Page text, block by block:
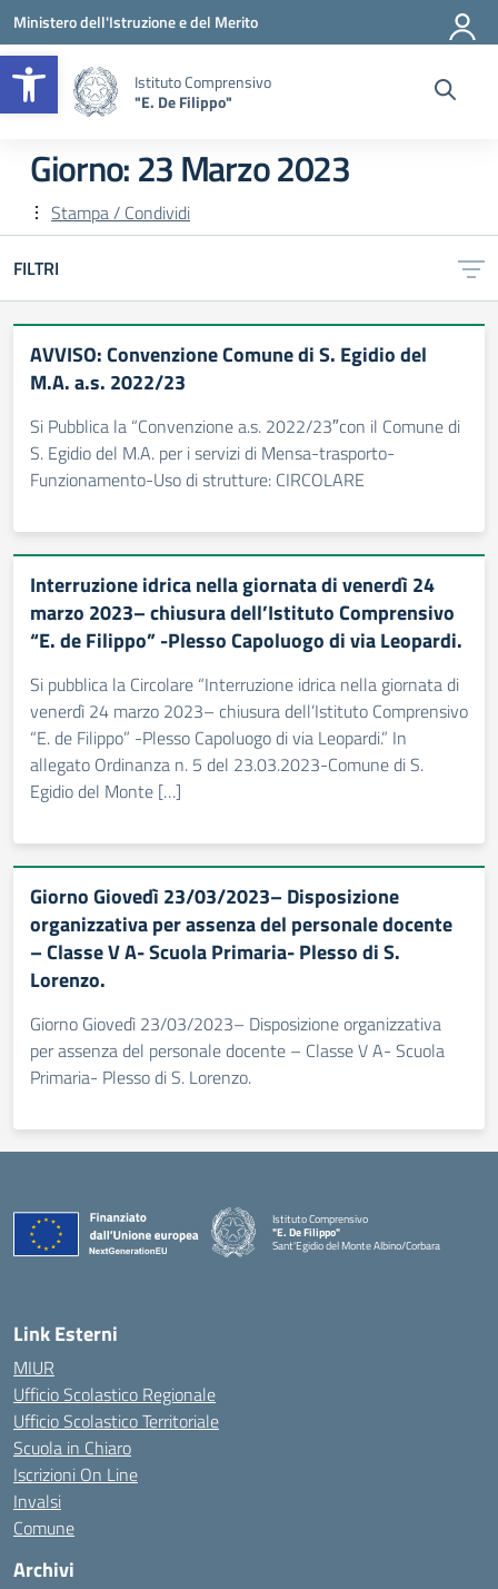
Apri la barra degli strumenti
Vai ai contenuti
Vai al menu di navigazione
Vai al footer
Ministero dell'Istruzione e del Merito
Istituto Comprensivo
"E. De Filippo"
Giorno:23 Marzo 2023
Stampa / Condividi
FILTRI
AVVISO: Convenzione Comune di S. Egidio del
M.A. a.s. 2022/23
Si Pubblica la “Convenzione a.s. 2022/23″con il Comune di
S. Egidio del M.A. per i servizi di Mensa-trasporto-
Funzionamento-Uso di strutture: CIRCOLARE
Interruzione idrica nella giornata di venerdì 24
marzo 2023– chiusura dell’Istituto Comprensivo
“E. de Filippo” -Plesso Capoluogo di via Leopardi.
Si pubblica la Circolare “Interruzione idrica nella giornata di
venerdì 24 marzo 2023– chiusura dell’Istituto Comprensivo
“E. de Filippo” -Plesso Capoluogo di via Leopardi.” In
allegato Ordinanza n. 5 del 23.03.2023-Comune di S.
Egidio del Monte […]
Giorno Giovedì 23/03/2023– Disposizione
organizzativa per assenza del personale docente
– Classe V A- Scuola Primaria- Plesso di S.
Lorenzo.
Giorno Giovedì 23/03/2023– Disposizione organizzativa
per assenza del personale docente – Classe V A- Scuola
Primaria- Plesso di S. Lorenzo.
Istituto Comprensivo
"E. De Filippo"
Sant'Egidio del Monte Albino/Corbara
Link Esterni
MIUR
Ufficio Scolastico Regionale
Ufficio Scolastico Territoriale
Scuola in Chiaro
Iscrizioni On Line
Invalsi
Comune
Archivi